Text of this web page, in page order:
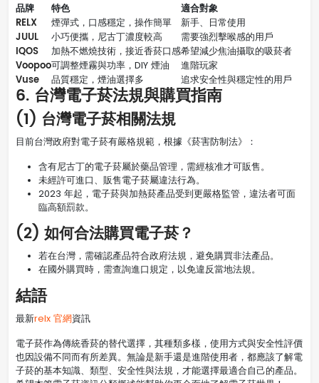
品牌 特色
適合對象
RELX
煙彈式，口感穩定，操作簡單 新手、日常使用
JUUL 小巧便攜，尼古丁濃度較高 需要強烈擊喉感的用戶
IQOS 加熱不燃燒技術，接近香菸口感希望減少焦油攝取的吸菸者
Voopoo可調整煙霧與功率，DIY 煙油 進階玩家
Vuse 品質穩定，煙油選擇多 追求安全性與穩定性的用戶
6. 台灣電子菸法規與購買指南
(1) 台灣電子菸相關法規
目前台灣政府對電子菸有嚴格規範，根據《菸害防制法》：
含有尼古丁的電子菸屬於藥品管理，需經核准才可販售。
未經許可進口、販售電子菸屬違法行為。
2023 年起，電子菸與加熱菸產品受到更嚴格監管，違法者可面
臨高額罰款。
(2) 如何合法購買電子菸？
若在台灣，需確認產品符合政府法規，避免購買非法產品。
在國外購買時，需查詢進口規定，以免違反當地法規。
結語
最新relx 官網資訊
電子菸作為傳統香菸的替代選擇，其種類多樣，使用方式與安全性評價
也因設備不同而有所差異。無論是新手還是進階使用者，都應該了解電
子菸的基本知識、類型、安全性與法規，才能選擇最適合自己的產品。